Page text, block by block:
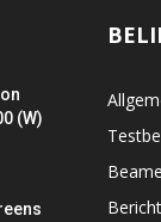
(W)